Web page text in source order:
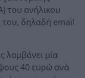
του ανήλικου
του, δηλαδή email
λαμβάνει μία
40 ευρώ ανά